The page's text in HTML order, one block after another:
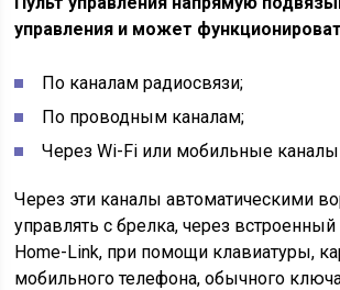
управления и может
По каналам радиосвязи;
По проводным каналам;
Через Wi-Fi или мобильные каналы
Через эти каналы автоматическими
управлять с брелка, через
Home-Link, при помощи клавиатуры,
мобильного телефона, обычного